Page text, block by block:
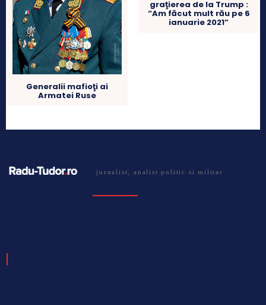
Generalii mafioţi ai
Armatei Ruse
graţierea de la Trump :
“Am făcut mult rău pe 6
ianuarie 2021”
jurnalist, analist politic si militar